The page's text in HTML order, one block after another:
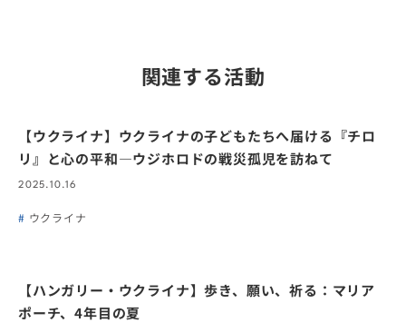
関連する活動
【ウクライナ】ウクライナの子どもたちへ届ける『チロ
リ』と心の平和―ウジホロドの戦災孤児を訪ねて
2025.10.16
ウクライナ
【ハンガリー・ウクライナ】歩き、願い、祈る：マリア
ポーチ、4年目の夏